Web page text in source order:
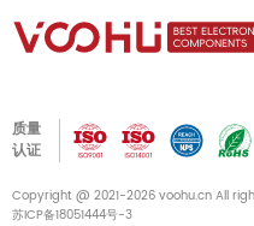
质量
认证
Copyright @ 2021-2026 voohu.cn All
苏ICP备18051444号-3